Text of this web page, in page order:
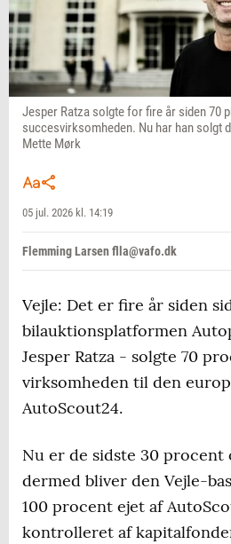
Jesper Ratza solgte for fire år siden 70
succesvirksomheden. Nu har han solgt
Mette Mørk
05 jul. 2026 kl. 14:19
Flemming Larsen flla@vafo.dk
Vejle: Det er fire år siden
bilauktionsplatformen
Jesper Ratza - solgte 70
virksomheden til den
AutoScout24.
Nu er de sidste 30 procent
dermed bliver den Vejle-
100 procent ejet af
kontrolleret af